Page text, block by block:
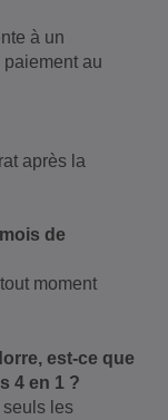
à un
au
après la
de
moment
est-ce que
4 en 1 ?
seuls les